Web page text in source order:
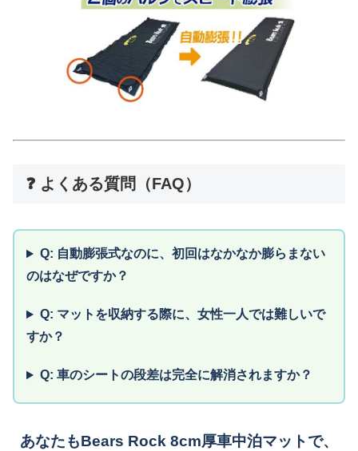
❓ よくある質問（FAQ）
Q: 自動膨張式なのに、初回はなかなか膨らまない
のはなぜですか？
Q: マットを収納する際に、女性一人では難しいで
すか？
Q: 車のシートの段差は完全に解消されますか？
あなたもBears Rock 8cm厚車中泊マットで、